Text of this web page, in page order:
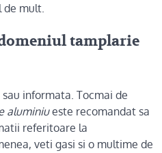
mult.
tamplarie
informata. Tocmai de
aluminiueste recomandat sa
referitoare la
veti gasi si o multime de